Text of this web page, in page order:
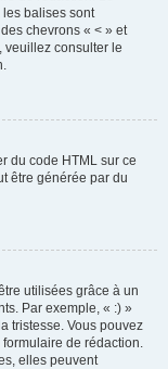
les balises sont
chevrons « < » et
veuillez consulter le
du code HTML sur ce
être générée par du
utilisées grâce à un
Par exemple, « :) »
tristesse. Vous pouvez
de rédaction.
elles peuvent